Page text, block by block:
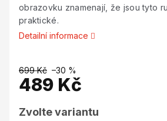
obrazovku znamenají, že jsou tyto
praktické.
Detailní informace
699 Kč –30 %
489 Kč
cena:
Zvolte variantu